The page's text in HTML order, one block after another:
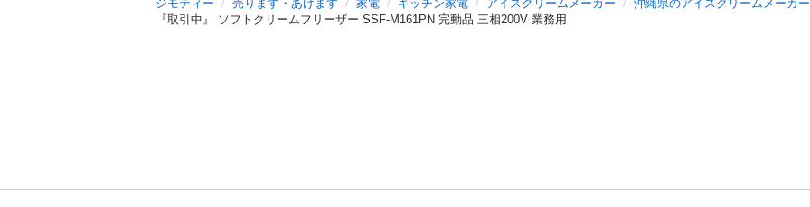
ジモティー 売ります・あげます 家電 キッチン家電 アイスクリームメーカー 沖縄県のアイスクリームメーカー
『取引中』 ソフトクリームフリーザー SSF-M161PN 完動品 三相200V 業務用